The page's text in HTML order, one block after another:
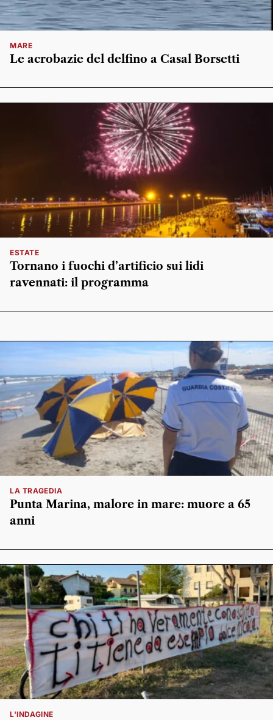
MARE
Le acrobazie del delfino a Casal Borsetti
ESTATE
Tornano i fuochi d’artificio sui lidi
ravennati: il programma
LA TRAGEDIA
Punta Marina, malore in mare: muore a 65
anni
L'INDAGINE